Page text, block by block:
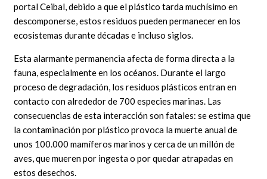
portal Ceibal, debido a que el plástico tarda muchísimo en
descomponerse, estos residuos pueden permanecer en los
ecosistemas durante décadas e incluso siglos.
Esta alarmante permanencia afecta de forma directa a la
fauna, especialmente en los océanos. Durante el largo
proceso de degradación, los residuos plásticos entran en
contacto con alrededor de 700 especies marinas. Las
consecuencias de esta interacción son fatales: se estima que
la contaminación por plástico provoca la muerte anual de
unos 100.000 mamíferos marinos y cerca de un millón de
aves, que mueren por ingesta o por quedar atrapadas en
estos desechos.